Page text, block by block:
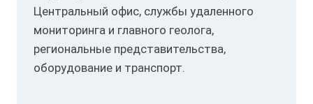
Центральный офис, службы удаленного
мониторинга и главного геолога,
региональные представительства,
оборудование и транспорт.